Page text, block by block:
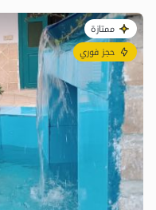
3
ممتازة
حجز فوري